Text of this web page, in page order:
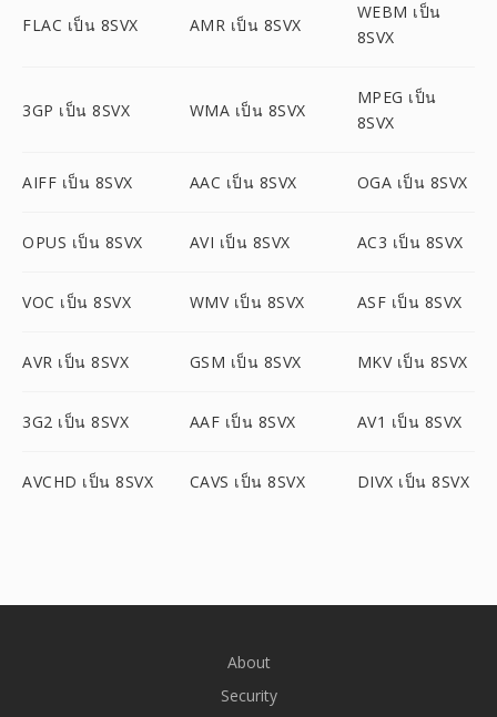
FLAC เป็น 8SVX AMR เป็น 8SVX
WEBM เป็น
8SVX
3GP เป็น 8SVX WMA เป็น 8SVX
MPEG เป็น
8SVX
AIFF เป็น 8SVX AAC เป็น 8SVX OGA เป็น 8SVX
OPUS เป็น 8SVX AVI เป็น 8SVX AC3 เป็น 8SVX
VOC เป็น 8SVX WMV เป็น 8SVX ASF เป็น 8SVX
AVR เป็น 8SVX GSM เป็น 8SVX MKV เป็น 8SVX
3G2 เป็น 8SVX AAF เป็น 8SVX AV1 เป็น 8SVX
AVCHD เป็น 8SVX CAVS เป็น 8SVX DIVX เป็น 8SVX
About
Security